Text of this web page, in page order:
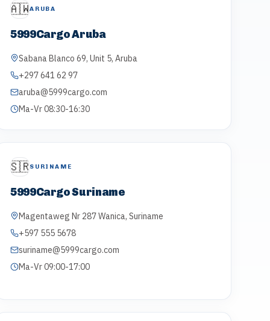
🇦🇼ARUBA
5999Cargo Aruba
Sabana Blanco 69, Unit 5, Aruba
+297 641 62 97
aruba@5999cargo.com
Ma-Vr 08:30-16:30
🇸🇷SURINAME
5999Cargo Suriname
Magentaweg Nr 287 Wanica, Suriname
+597 555 5678
suriname@5999cargo.com
Ma-Vr 09:00-17:00